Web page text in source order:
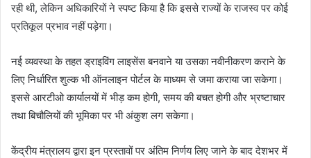
रही थी, लेकिन अधिकारियों ने स्पष्ट किया है कि इससे राज्यों के राजस्व पर कोई
प्रतिकूल प्रभाव नहीं पड़ेगा।
नई व्यवस्था के तहत ड्राइविंग लाइसेंस बनवाने या उसका नवीनीकरण कराने के
लिए निर्धारित शुल्क भी ऑनलाइन पोर्टल के माध्यम से जमा कराया जा सकेगा।
इससे आरटीओ कार्यालयों में भीड़ कम होगी, समय की बचत होगी और भ्रष्टाचार
तथा बिचौलियों की भूमिका पर भी अंकुश लग सकेगा।
केंद्रीय मंत्रालय द्वारा इन प्रस्तावों पर अंतिम निर्णय लिए जाने के बाद देशभर में